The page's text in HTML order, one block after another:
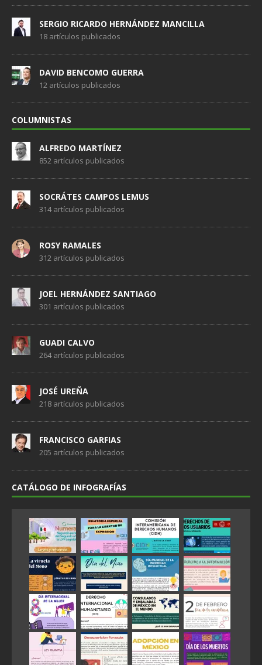
SERGIO RICARDO HERNÁNDEZ MANCILLA
18 artículos publicados
DAVID BENCOMO GUERRA
12 artículos publicados
COLUMNISTAS
ALFREDO MARTÍNEZ
852 artículos publicados
SOCRÁTES CAMPOS LEMUS
314 artículos publicados
ROSY RAMALES
312 artículos publicados
JOEL HERNÁNDEZ SANTIAGO
301 artículos publicados
GUADI CALVO
264 artículos publicados
JOSÉ UREÑA
218 artículos publicados
FRANCISCO GARFIAS
205 artículos publicados
CATÁLOGO DE INFOGRAFÍAS